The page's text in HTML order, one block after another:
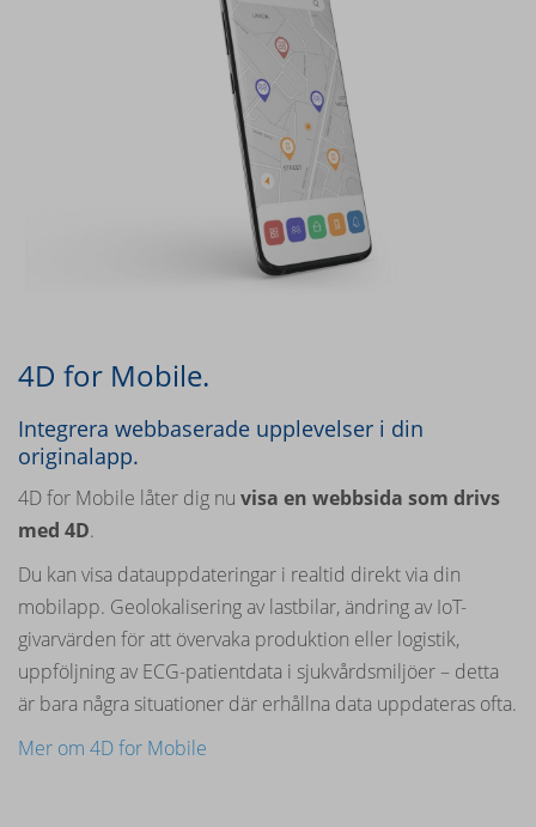
4D for Mobile.
Integrera webbaserade upplevelser i din
originalapp.
4D for Mobile låter dig nu visa en webbsida som drivs
med 4D.
Du kan visa datauppdateringar i realtid direkt via din
mobilapp. Geolokalisering av lastbilar, ändring av IoT-
givarvärden för att övervaka produktion eller logistik,
uppföljning av ECG-patientdata i sjukvårdsmiljöer – detta
är bara några situationer där erhållna data uppdateras ofta.
Mer om 4D for Mobile